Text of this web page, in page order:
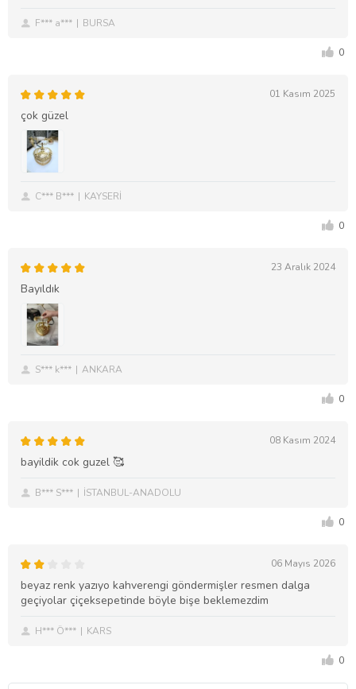
F*** a*** BURSA
0
01 Kasım 2025
çok güzel
C*** B*** KAYSERİ
0
23 Aralık 2024
Bayıldık
S*** k*** ANKARA
0
08 Kasım 2024
bayildik cok guzel 🥰
B*** S*** İSTANBUL-ANADOLU
0
06 Mayıs 2026
beyaz renk yazıyo kahverengi göndermişler resmen dalga
geçiyolar çiçeksepetinde böyle bişe beklemezdim
H*** Ö*** KARS
0